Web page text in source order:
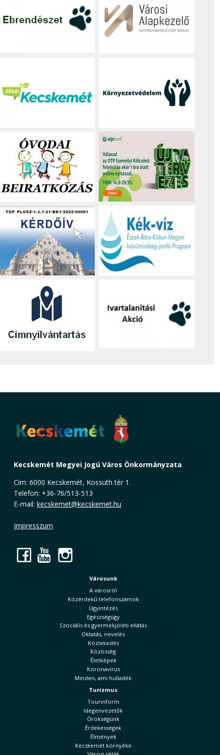
Kecskemét Megyei Jogú Város Önkormányzata
Cím: 6000 Kecskemét, Kossuth tér 1.
Telefon: +36-76/513-513
E-mail: kecskemet@kecskemet.hu
Impresszum
Facebook
YouTube
Városunk
A városról
Közérdekű telefonszámok
Ügyintézés
Egészségügy
Szociális és gyermekjóléti ellátás
Oktatás, nevelés
Közlekedés
Közösség
Életképek
Koronavírus
Minden, ami hulladék
Turizmus
Tourinform
Idegenvezetők
Örökségünk
Érdekességek
Élmények
Kecskemét környéke